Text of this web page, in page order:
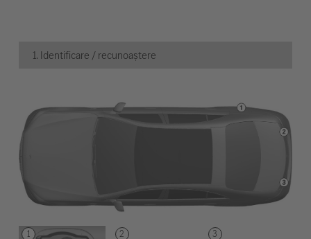
1. Identificare / recunoaștere